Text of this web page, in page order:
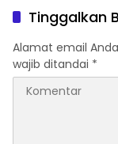
Tinggalkan
Alamat email
wajib ditandai *